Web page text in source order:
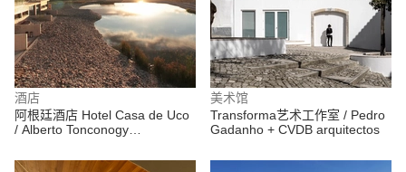
酒店
阿根廷酒店 Hotel Casa de Uco
/ Alberto Tonconogy
美术馆
Transforma艺术工作室 / Pedro
Gadanho + CVDB arquitectos